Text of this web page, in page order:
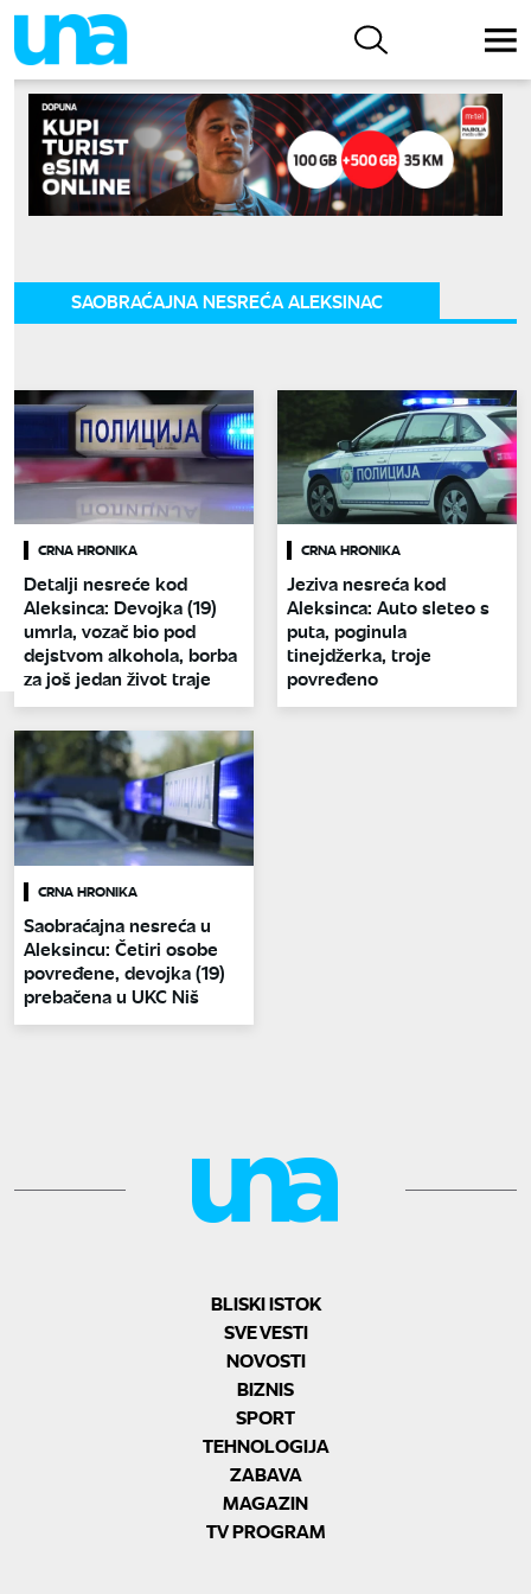
SAOBRAĆAJNA NESREĆA ALEKSINAC
CRNA HRONIKA
Detalji nesreće kod
Aleksinca: Devojka (19)
umrla, vozač bio pod
dejstvom alkohola, borba
za još jedan život traje
CRNA HRONIKA
Jeziva nesreća kod
Aleksinca: Auto sleteo s
puta, poginula
tinejdžerka, troje
povređeno
CRNA HRONIKA
Saobraćajna nesreća u
Aleksincu: Četiri osobe
povređene, devojka (19)
prebačena u UKC Niš
BLISKI ISTOK
SVE VESTI
NOVOSTI
BIZNIS
SPORT
TEHNOLOGIJA
ZABAVA
MAGAZIN
TV PROGRAM